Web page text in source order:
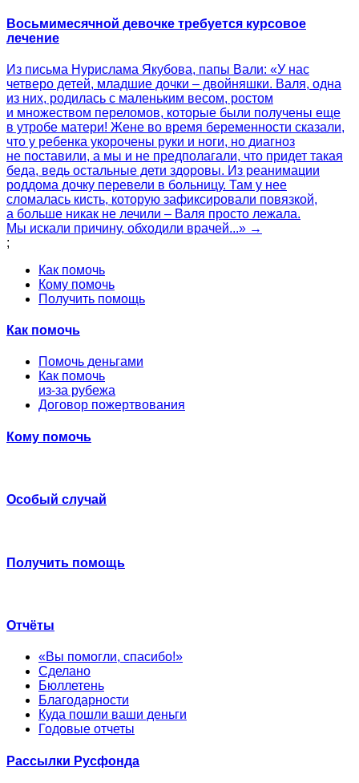
Восьмимесячной девочке требуется курсовое
лечение
Из письма Нурислама Якубова, папы Вали: «У нас
четверо детей, младшие дочки – двойняшки. Валя, одна
из них, родилась с маленьким весом, ростом
и множеством переломов, которые были получены еще
в утробе матери! Жене во время беременности сказали,
что у ребенка укорочены руки и ноги, но диагноз
не поставили, а мы и не предполагали, что придет такая
беда, ведь остальные дети здоровы. Из реанимации
роддома дочку перевели в больницу. Там у нее
сломалась кисть, которую зафиксировали повязкой,
а больше никак не лечили – Валя просто лежала.
Мы искали причину, обходили врачей...» →
;
Как помочь
Кому помочь
Получить помощь
Как помочь
Помочь деньгами
Как помочь
из-за рубежа
Договор пожертвования
Кому помочь
Особый случай
Получить помощь
Отчёты
«Вы помогли, спасибо!»
Сделано
Бюллетень
Благодарности
Куда пошли ваши деньги
Годовые отчеты
Рассылки Русфонда